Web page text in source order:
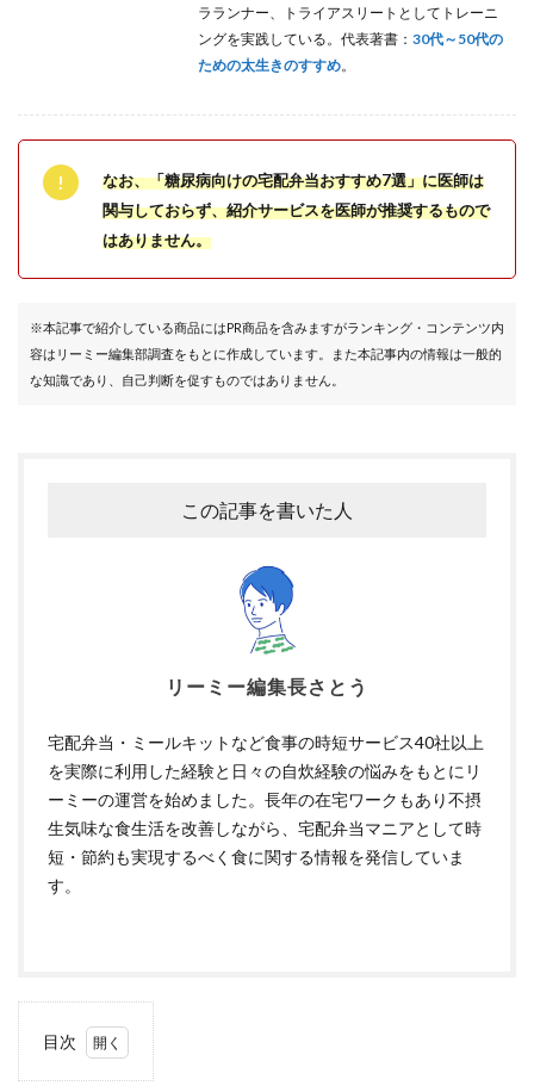
ラランナー、トライアスリートとしてトレーニ
ングを実践している。代表著書： 30代～50代の
ための太生きのすすめ。
なお、「糖尿病向けの宅配弁当おすすめ7選」に医師は
関与しておらず、紹介サービスを医師が推奨するもので
はありません。
※本記事で紹介している商品にはPR商品を含みますがランキング・コンテンツ内
容はリーミー編集部調査をもとに作成しています。また本記事内の情報は一般的
な知識であり、自己判断を促すものではありません。
この記事を書いた人
リーミー編集長さとう
宅配弁当・ミールキットなど食事の時短サービス40社以上
を実際に利用した経験と日々の自炊経験の悩みをもとにリ
ーミーの運営を始めました。長年の在宅ワークもあり不摂
生気味な食生活を改善しながら、宅配弁当マニアとして時
短・節約も実現するべく食に関する情報を発信していま
す。
目次